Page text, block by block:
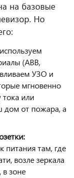
на базовые
Но
(ABB,
УЗО и
мгновенно
или
дом от пожара, а
питания там, где
возле зеркала
в зоне